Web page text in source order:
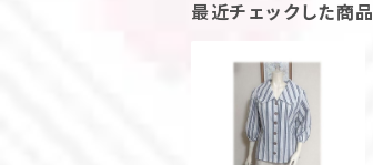
最近チェックした商品